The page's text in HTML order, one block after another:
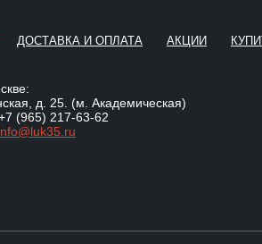
ДОСТАВКА И ОПЛАТА АКЦИИ
д. 25. (м. Академическая)
(965) 217-63-62